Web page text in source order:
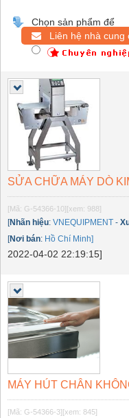
Chọn sản phẩm để
Liên hệ nhà cung
SỬA CHỮA MÁY DÒ
[Mã: G-54366-10] [xem: 988]
[Nhãn hiệu: VNEQUIPMENT -
[Nơi bán: Hồ Chí Minh]
2022-04-02 22:19:15]
MÁY HÚT CHÂN
[Mã: G-54366-3] [xem: 845]